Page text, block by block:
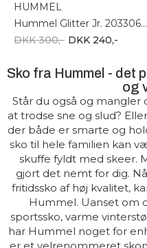
HUMMEL
Hummel Glitter Jr. 203306-1508
DKK 300,- DKK 240,-
Sko fra Hummel - det
og
Står du også og mangler
at trodse sne og slud?
der både er smarte og
sko til hele familien kan
skuffe fyldt med skeer.
gjort det nemt for dig.
fritidssko af høj kvalitet,
Hummel. Uanset om
sportssko, varme
har Hummel noget for